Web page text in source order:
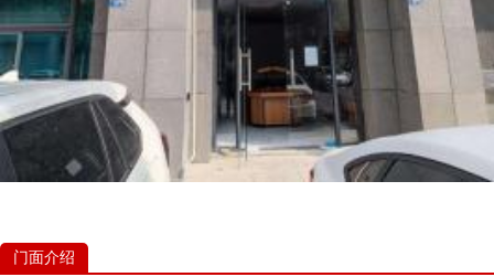
门面介绍